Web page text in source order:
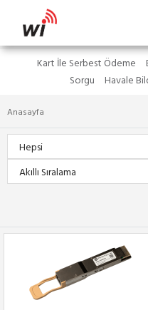
Kart İle Serbest Ödeme
Sorgu
Havale
Anasayfa